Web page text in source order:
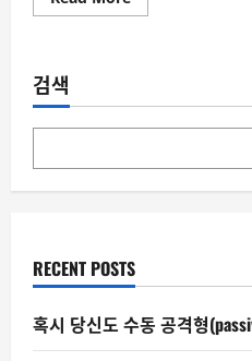
more
‘경
컨
팅
붕
감
소
가
속
신
검색
RECENT POSTS
혹시 당신도 수동 공격형